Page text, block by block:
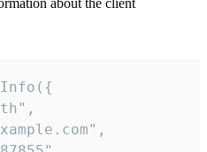
about the client